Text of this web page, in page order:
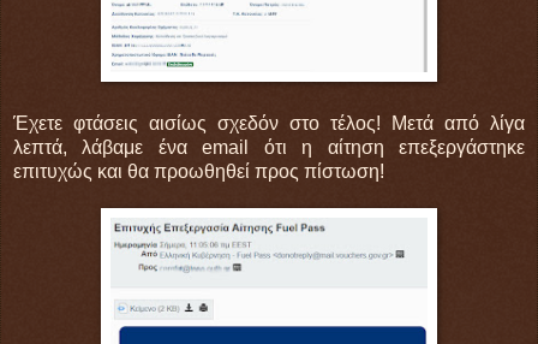
Έχετε φτάσεις αισίως σχεδόν στο τέλος! Μετά από λίγα
λεπτά, λάβαμε ένα email ότι η αίτηση επεξεργάστηκε
επιτυχώς και θα προωθηθεί προς πίστωση!